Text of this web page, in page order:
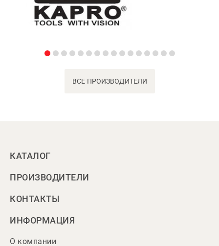
ВСЕ ПРОИЗВОДИТЕЛИ
КАТАЛОГ
ПРОИЗВОДИТЕЛИ
КОНТАКТЫ
ИНФОРМАЦИЯ
О компании